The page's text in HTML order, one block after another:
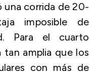
una corrida de 20-
imposible de
Para el cuarto
tan amplia que los
con más de